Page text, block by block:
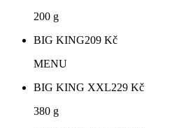
200 g
BIG KING209 Kč
MENU
BIG KING XXL229 Kč
380 g